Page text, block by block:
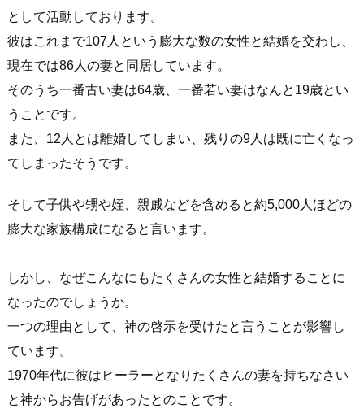
として活動しております。
彼はこれまで107人という膨大な数の女性と結婚を交わし、
現在では86人の妻と同居しています。
そのうち一番古い妻は64歳、一番若い妻はなんと19歳とい
うことです。
また、12人とは離婚してしまい、残りの9人は既に亡くなっ
てしまったそうです。
そして子供や甥や姪、親戚などを含めると約5,000人ほどの
膨大な家族構成になると言います。
しかし、なぜこんなにもたくさんの女性と結婚することに
なったのでしょうか。
一つの理由として、神の啓示を受けたと言うことが影響し
ています。
1970年代に彼はヒーラーとなりたくさんの妻を持ちなさい
と神からお告げがあったとのことです。